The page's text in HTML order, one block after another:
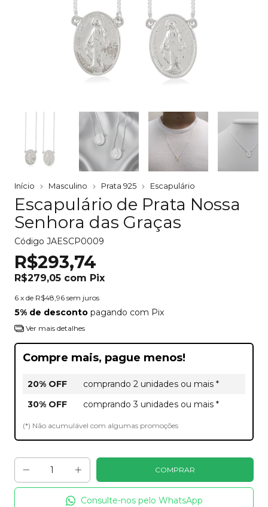
Início Masculino Prata 925 Escapulário
Escapulário de Prata Nossa
Senhora das Graças
Código JAESCP0009
R$293,74
R$279,05 com Pix
6 x de R$48,96 sem juros
5% de desconto pagando com Pix
Ver mais detalhes
Compre mais, pague menos!
20% OFF
comprando 2 unidades ou mais *
30% OFF
comprando 3 unidades ou mais *
(*) Não acumulável com algumas promoções
Consulte-nos pelo WhatsApp